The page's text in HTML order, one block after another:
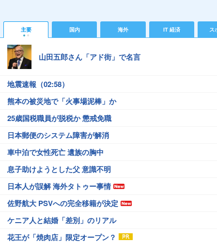
主要 国内 海外 IT 経済 ス
山田五郎さん「アド街」で名言
地震速報（02:58）
熊本の被災地で「火事場泥棒」か
25歳国税職員が脱税か 懲戒免職
日本郵便のシステム障害が解消
車中泊で女性死亡 遺族の胸中
息子助けようとした父 意識不明
日本人が誤解 海外タトゥー事情
佐野航大 PSVへの完全移籍が決定
ケニア人と結婚「差別」のリアル
花王が「焼肉店」限定オープン？